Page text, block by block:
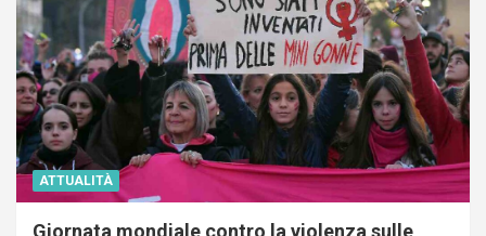
ATTUALITÀ
Giornata mondiale contro la violenza sulle